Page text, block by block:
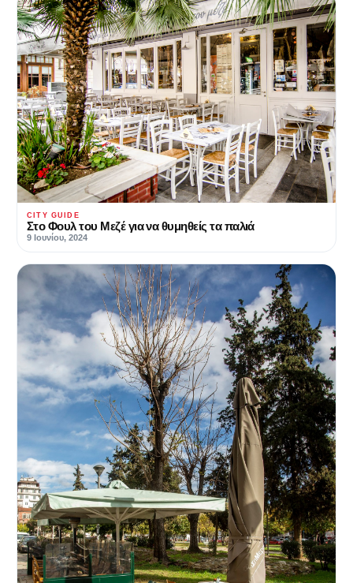
CITY GUIDE
Στο Φουλ του Μεζέ για να θυμηθείς τα παλιά
9 Ιουνίου, 2024